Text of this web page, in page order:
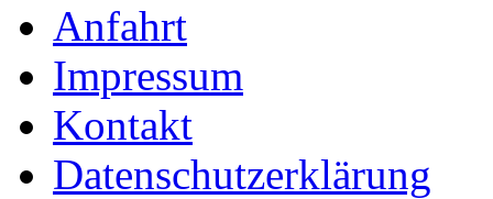
Anfahrt
Impressum
Kontakt
Datenschutzerklärung